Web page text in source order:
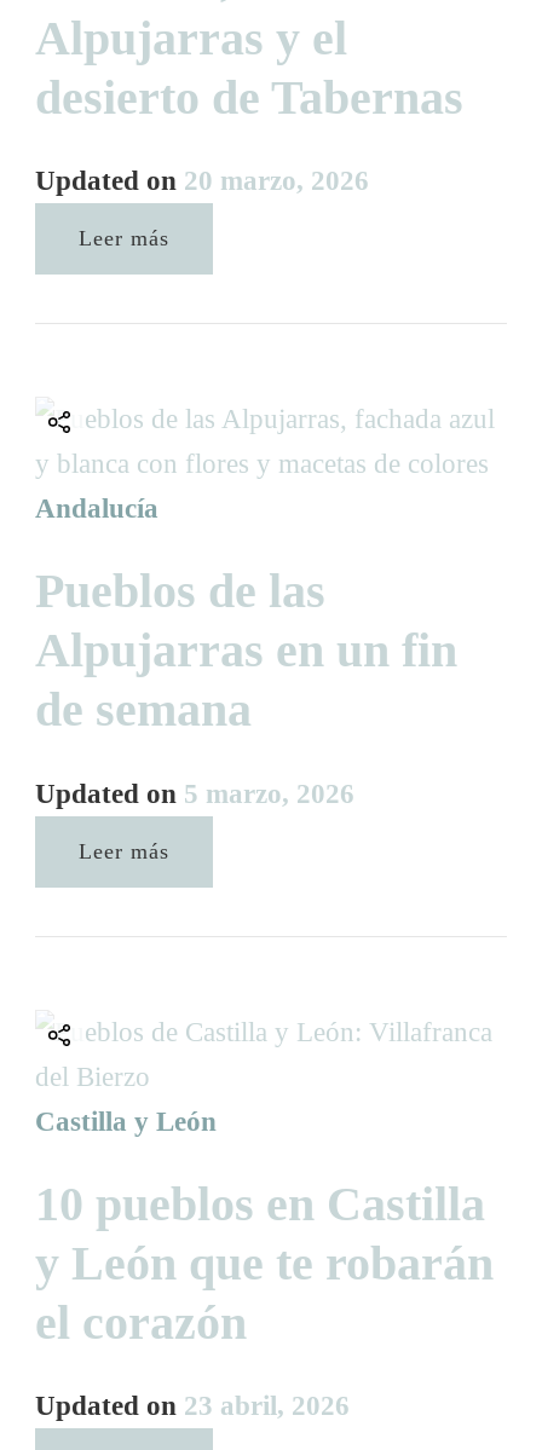
Alpujarras y el
desierto de Tabernas
Updated on 20 marzo, 2026
Leer más
Andalucía
Pueblos de las
Alpujarras en un fin
de semana
Updated on 5 marzo, 2026
Leer más
Castilla y León
10 pueblos en Castilla
y León que te robarán
el corazón
Updated on 23 abril, 2026